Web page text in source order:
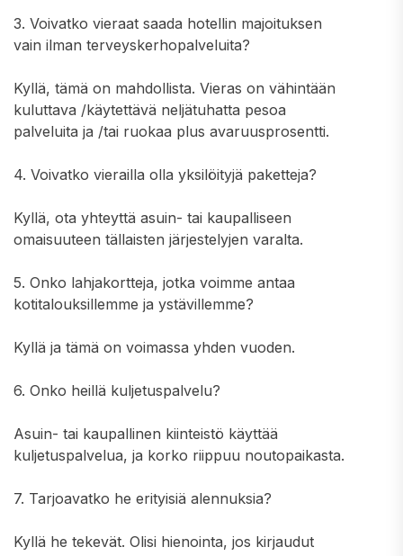
3. Voivatko vieraat saada hotellin majoituksen
vain ilman terveyskerhopalveluita?
Kyllä, tämä on mahdollista. Vieras on vähintään
kuluttava /käytettävä neljätuhatta pesoa
palveluita ja /tai ruokaa plus avaruusprosentti.
4. Voivatko vierailla olla yksilöityjä paketteja?
Kyllä, ota yhteyttä asuin- tai kaupalliseen
omaisuuteen tällaisten järjestelyjen varalta.
5. Onko lahjakortteja, jotka voimme antaa
kotitalouksillemme ja ystävillemme?
Kyllä ja tämä on voimassa yhden vuoden.
6. Onko heillä kuljetuspalvelu?
Asuin- tai kaupallinen kiinteistö käyttää
kuljetuspalvelua, ja korko riippuu noutopaikasta.
7. Tarjoavatko he erityisiä alennuksia?
Kyllä he tekevät. Olisi hienointa, jos kirjaudut